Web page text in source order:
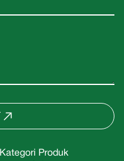
Kategori Produk